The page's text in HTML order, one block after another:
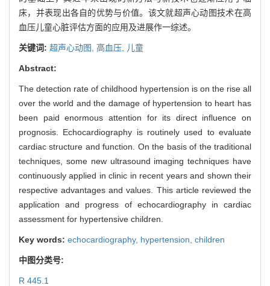
床，并表现出各自的优势与价值。该文就超声心动图技术在高
血压儿童心脏评估方面的应用及进展作一综述。
关键词: 超声心动图, 高血压, 儿童
Abstract:
The detection rate of childhood hypertension is on the rise all
over the world and the damage of hypertension to heart has
been paid enormous attention for its direct influence on
prognosis. Echocardiography is routinely used to evaluate
cardiac structure and function. On the basis of the traditional
techniques, some new ultrasound imaging techniques have
continuously applied in clinic in recent years and shown their
respective advantages and values. This article reviewed the
application and progress of echocardiography in cardiac
assessment for hypertensive children.
Key words: echocardiography, hypertension, children
中图分类号:
R 445.1